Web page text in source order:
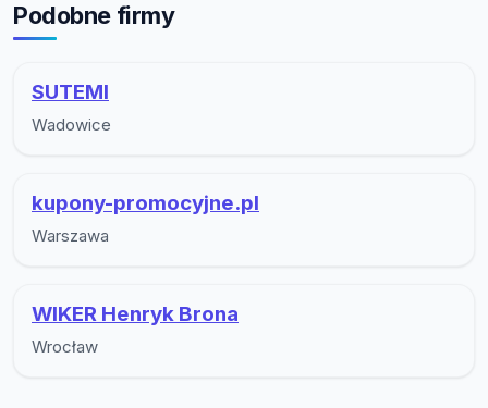
Podobne firmy
SUTEMI
Wadowice
kupony-promocyjne.pl
Warszawa
WIKER Henryk Brona
Wrocław